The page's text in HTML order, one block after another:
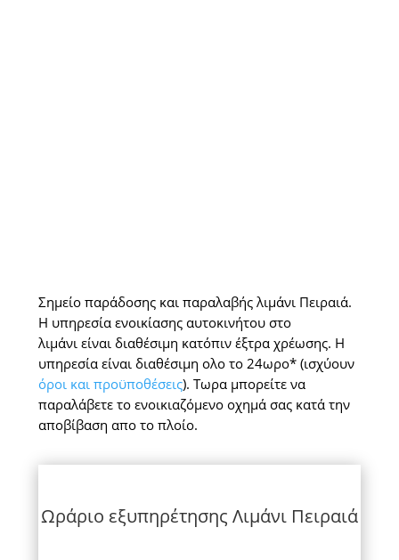
Σημείο παράδοσης και παραλαβής λιμάνι Πειραιά.
Η υπηρεσία ενοικίασης αυτοκινήτου στο
λιμάνι είναι διαθέσιμη κατόπιν έξτρα χρέωσης. Η
υπηρεσία είναι διαθέσιμη ολο το 24ωρο* (ισχύουν
όροι και προϋποθέσεις). Τωρα μπορείτε να
παραλάβετε το ενοικιαζόμενο οχημά σας κατά την
αποβίβαση απο το πλοίο.
Ωράριο εξυπηρέτησης Λιμάνι Πειραιά